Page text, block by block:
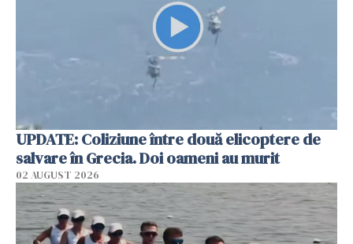
UPDATE: Coliziune între două elicoptere de
salvare în Grecia. Doi oameni au murit
02 AUGUST 2026